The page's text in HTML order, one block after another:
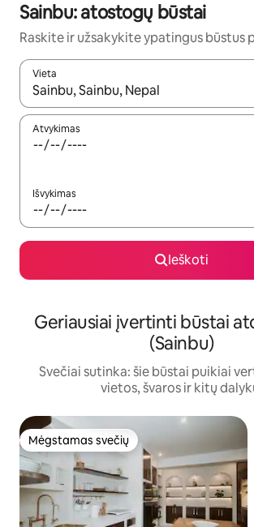
Sainbu: atostogų būstai
Raskite ir užsakykite ypatingus būstus
Vieta
Kai pasirodys paieškos rezultatai, juos
Atvykimas
Išvykimas
Ieškoti
Geriausiai įvertinti būstai
(Sainbu)
Svečiai sutinka: šie būstai puikiai
vietos, švaros ir kitų
Mėgstamas svečių
Mėgstamas svečių